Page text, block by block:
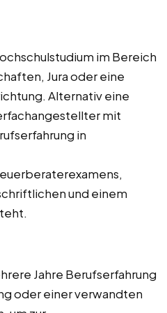
im Bereich
Jura oder eine
Alternativ eine
mit
in
und einem
Jahre Berufserfahrung
oder einer verwandten